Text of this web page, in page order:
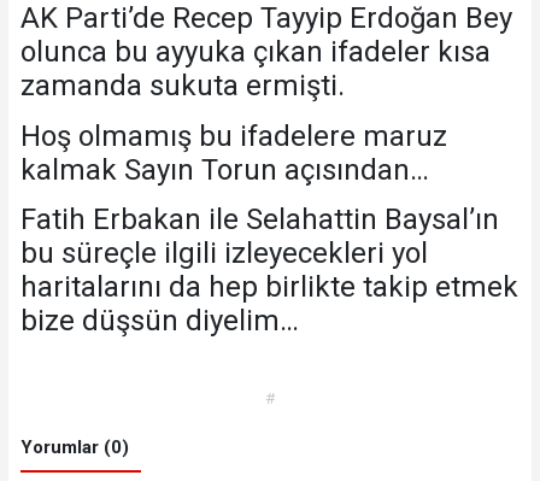
AK Parti’de Recep Tayyip Erdoğan Bey
olunca bu ayyuka çıkan ifadeler kısa
zamanda sukuta ermişti.
Hoş olmamış bu ifadelere maruz
kalmak Sayın Torun açısından…
Fatih Erbakan ile Selahattin Baysal’ın
bu süreçle ilgili izleyecekleri yol
haritalarını da hep birlikte takip etmek
bize düşsün diyelim…
#
Yorumlar (0)